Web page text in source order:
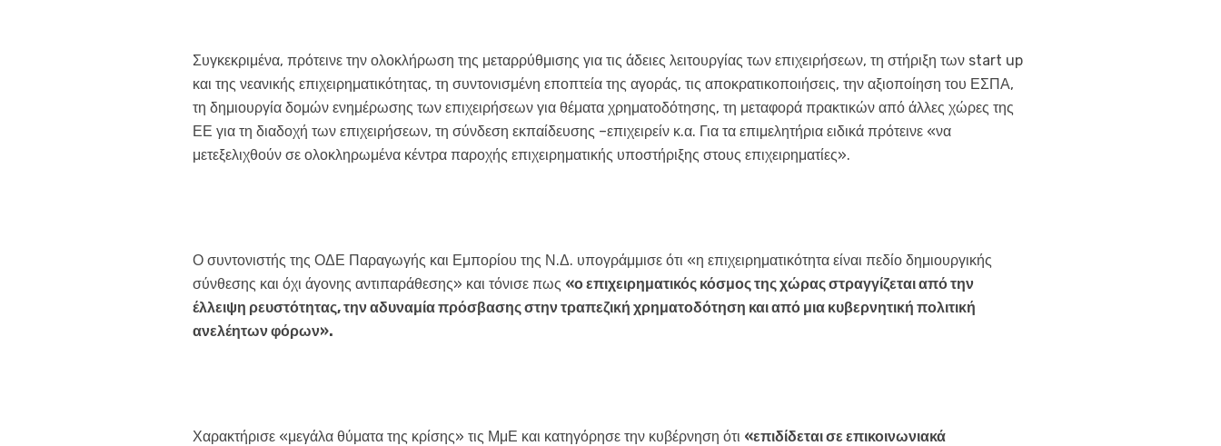
Συγκεκριμένα, πρότεινε την ολοκλήρωση της μεταρρύθμισης για τις άδειες λειτουργίας των επιχειρήσεων, τη στήριξη των start up
και της νεανικής επιχειρηματικότητας, τη συντονισμένη εποπτεία της αγοράς, τις αποκρατικοποιήσεις, την αξιοποίηση του ΕΣΠΑ,
τη δημιουργία δομών ενημέρωσης των επιχειρήσεων για θέματα χρηματοδότησης, τη μεταφορά πρακτικών από άλλες χώρες της
ΕΕ για τη διαδοχή των επιχειρήσεων, τη σύνδεση εκπαίδευσης –επιχειρείν κ.α. Για τα επιμελητήρια ειδικά πρότεινε «να
μετεξελιχθούν σε ολοκληρωμένα κέντρα παροχής επιχειρηματικής υποστήριξης στους επιχειρηματίες».
Ο συντονιστής της ΟΔΕ Παραγωγής και Εμπορίου της Ν.Δ. υπογράμμισε ότι «η επιχειρηματικότητα είναι πεδίο δημιουργικής
σύνθεσης και όχι άγονης αντιπαράθεσης» και τόνισε πως «οεπιχειρηματικός κόσμος της χώρας στραγγίζεται από την
έλλειψη ρευστότητας, την αδυναμία πρόσβασης στην τραπεζική χρηματοδότηση και από μια κυβερνητική πολιτική
ανελέητων φόρων».
Χαρακτήρισε «μεγάλα θύματα της κρίσης» τις ΜμΕ και κατηγόρησε την κυβέρνηση ότι «επιδίδεται σε επικοινωνιακά